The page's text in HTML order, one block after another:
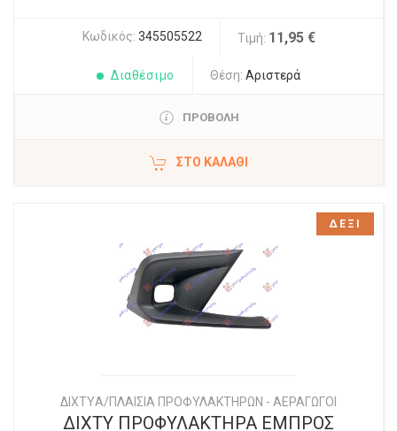
Κωδικός: 345505522 Τιμή: 11,95 €
Διαθέσιμο Θέση: Αριστερά
ΠΡΟΒΟΛΗ
ΣΤΟ ΚΑΛΆΘΙ
ΔΙΧΤYΑ/ΠΛΑΙΣΙΑ ΠΡΟΦΥΛΑΚΤΗΡΩΝ - ΑΕΡΑΓΩΓΟΙ
ΔΙΧΤΥ ΠΡΟΦΥΛΑΚΤΗΡΑ ΕΜΠΡΟΣ
ΔΕΞΙ